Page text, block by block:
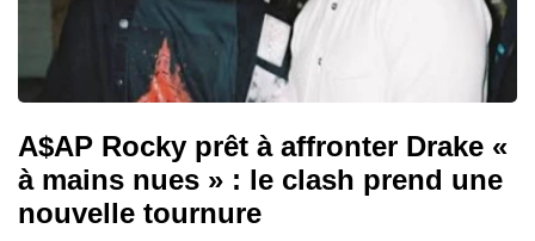
A$AP Rocky prêt à affronter Drake «
à mains nues » : le clash prend une
nouvelle tournure